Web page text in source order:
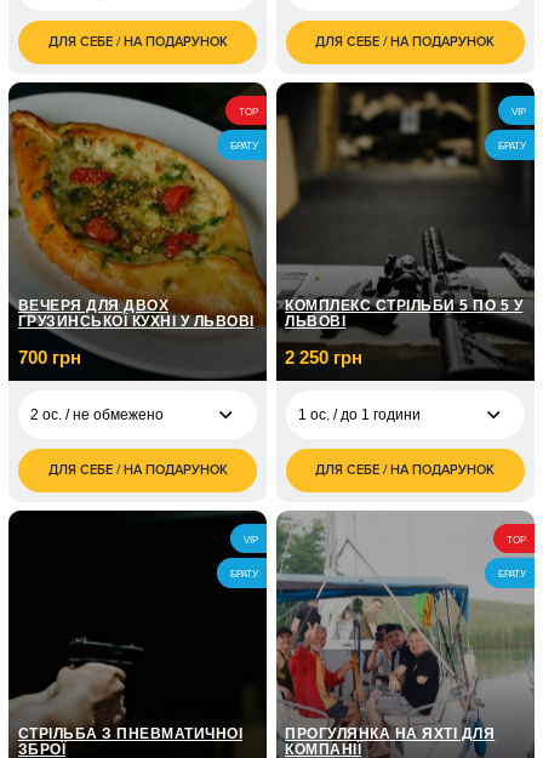
1 700
грн
2 ос. / 1 година
3 300
грн
ДЛЯ СЕБЕ / НА ПОДАРУНОК
600
грн
2 ос. / 20 хвилин
1 200
грн
3 ос. / 30 хвилин
1 800
ДЛЯ СЕБЕ / НА ПОДАРУНОК
TOP
БРАТУ
ВЕЧЕРЯ ДЛЯ ДВОХ
ГРУЗИНСЬКОЇ КУХНІ У ЛЬВОВІ
700 грн
2 ос. / не обмежено
700
грн
1 000
грн
1 400
ДЛЯ СЕБЕ / НА ПОДАРУНОК
VIP
БРАТУ
КОМПЛЕКС СТРІЛЬБИ 5 ПО 5 У
ЛЬВОВІ
2 250 грн
1 ос. / до 1 години
2 250
грн
ДЛЯ СЕБЕ / НА ПОДАРУНОК
VIP
БРАТУ
СТРІЛЬБА З ПНЕВМАТИЧНОЇ
ЗБРОЇ
TOP
БРАТУ
ПРОГУЛЯНКА НА ЯХТІ ДЛЯ
КОМПАНІЇ